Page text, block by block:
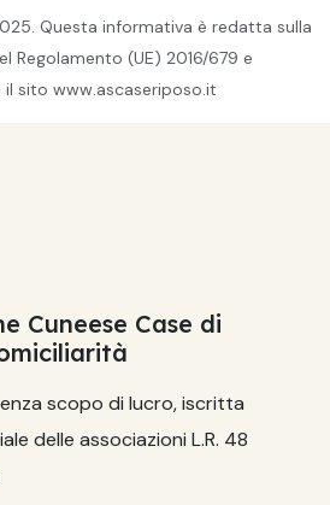
Questa informativa è redatta sulla
Regolamento (UE) 2016/679 e
sito www.ascaseriposo.it
Cuneese Case di
scopo di lucro, iscritta
delle associazioni L.R. 48